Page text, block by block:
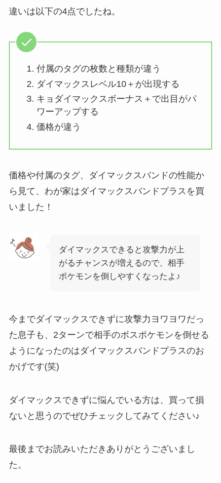
違いは以下の4点でしたね。
付属のタグの枚数と種類が違う
ダイマックスレベル10＋が出現する
キョダイマックスボーナス＋で出目がパ
ワーアップする
価格が違う
価格や付属のタグ、ダイマックスバンドの性能か
ら見て、わが家はダイマックスバンドプラスを買
いました！
ダイマックスできると攻撃力が上
がるチャンスが増えるので、相手
ポケモンを倒しやすくなったよ♪
今までダイマックスできずに攻撃力ヨワヨワだっ
た息子も、2ターンで相手のボスポケモンを倒せる
ようになったのはダイマックスバンドプラスのお
かげです(笑)
ダイマックスできずに悩んでいる方は、買って損
ないと思うのでぜひチェックしてみてください♪
最後までお読みいただきありがとうございまし
た。